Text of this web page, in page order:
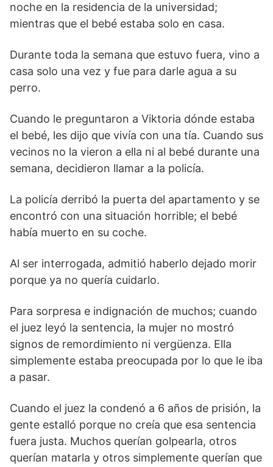
noche en la residencia de la universidad;
mientras que el bebé estaba solo en casa.
Durante toda la semana que estuvo fuera, vino a
casa solo una vez y fue para darle agua a su
perro.
Cuando le preguntaron a Viktoria dónde estaba
el bebé, les dijo que vivía con una tía. Cuando sus
vecinos no la vieron a ella ni al bebé durante una
semana, decidieron llamar a la policía.
La policía derribó la puerta del apartamento y se
encontró con una situación horrible; el bebé
había muerto en su coche.
Al ser interrogada, admitió haberlo dejado morir
porque ya no quería cuidarlo.
Para sorpresa e indignación de muchos; cuando
el juez leyó la sentencia, la mujer no mostró
signos de remordimiento ni vergüenza. Ella
simplemente estaba preocupada por lo que le iba
a pasar.
Cuando el juez la condenó a 6 años de prisión, la
gente estalló porque no creía que esa sentencia
fuera justa. Muchos querían golpearla, otros
querían matarla y otros simplemente querían que